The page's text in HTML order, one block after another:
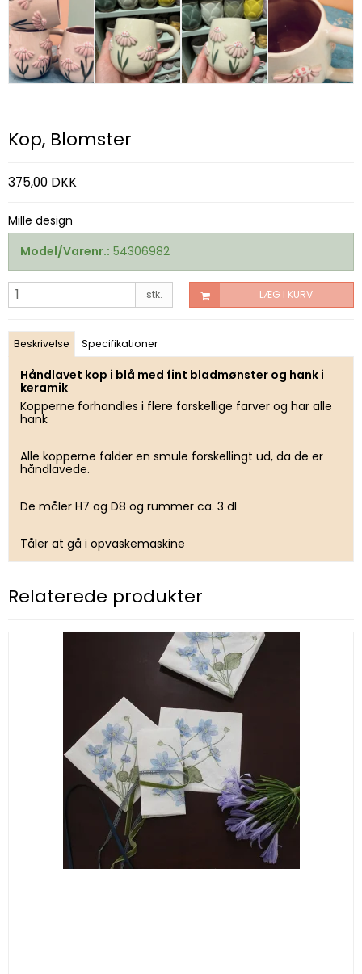
Kop, Blomster
375,00 DKK
Mille design
Model/Varenr.: 54306982
stk. LÆG I KURV
Beskrivelse Specifikationer
Håndlavet kop i blå med fint bladmønster og hank i
keramik
Kopperne forhandles i flere forskellige farver og har alle
hank
Alle kopperne falder en smule forskellingt ud, da de er
håndlavede.
De måler H7 og D8 og rummer ca. 3 dl
Tåler at gå i opvaskemaskine
Relaterede produkter